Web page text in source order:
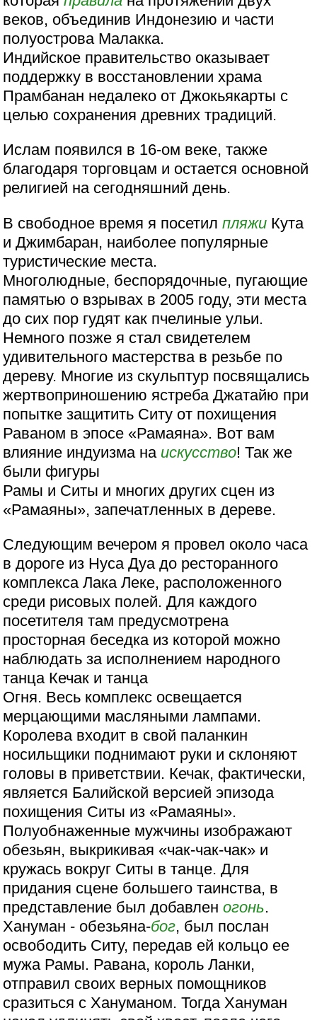
веков, объединив Индонезию и части
полуострова Малакка.
Индийское правительство оказывает
поддержку в восстановлении храма
Прамбанан недалеко от Джокьякарты с
целью сохранения древних традиций.
Ислам появился в 16-ом веке, также
благодаря торговцам и остается основной
религией на сегодняшний день.
В свободное время я посетилпляжи Кута
и Джимбаран, наиболее популярные
туристические места.
Многолюдные, беспорядочные, пугающие
памятью о взрывах в 2005 году, эти места
до сих пор гудят как пчелиные ульи.
Немного позже я стал свидетелем
удивительного мастерства в резьбе по
дереву. Многие из скульптур посвящались
жертвоприношению ястреба Джатайю при
попытке защитить Ситу от похищения
Раваном в эпосе «Рамаяна». Вот вам
влияние индуизма на искусство! Так же
были фигуры
Рамы и Ситы и многих других сцен из
«Рамаяны», запечатленных в дереве.
Следующим вечером я провел около часа
в дороге из Нуса Дуа до ресторанного
комплекса Лака Леке, расположенного
среди рисовых полей. Для каждого
посетителя там предусмотрена
просторная беседка из которой можно
наблюдать за исполнением народного
танца Кечак и танца
Огня. Весь комплекс освещается
мерцающими масляными лампами.
Королева входит в свой паланкин
носильщики поднимают руки и склоняют
головы в приветствии. Кечак, фактически,
является Балийской версией эпизода
похищения Ситы из «Рамаяны».
Полуобнаженные мужчины изображают
обезьян, выкрикивая «чак-чак-чак» и
кружась вокруг Ситы в танце. Для
придания сцене большего таинства, в
представление был добавленогонь.
Хануман - обезьяна-бог, был послан
освободить Ситу, передав ей кольцо ее
мужа Рамы. Равана, король Ланки,
отправил своих верных помощников
сразиться с Хануманом. Тогда Хануман